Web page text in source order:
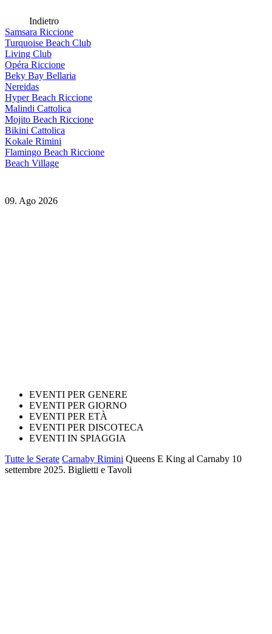
Indietro
Samsara Riccione
Turquoise Beach Club
Living Club
Opéra Riccione
Beky Bay Bellaria
Nereidas
Hyper Beach Riccione
Malindi Cattolica
Mojito Beach Riccione
Bikini Cattolica
Kokale Rimini
Flamingo Beach Riccione
Beach Village
09. Ago 2026
EVENTI PER GENERE
EVENTI PER GIORNO
EVENTI PER ETÀ
EVENTI PER DISCOTECA
EVENTI IN SPIAGGIA
Tutte le Serate Carnaby Rimini Queens E King al Carnaby 10
settembre 2025. Biglietti e Tavoli